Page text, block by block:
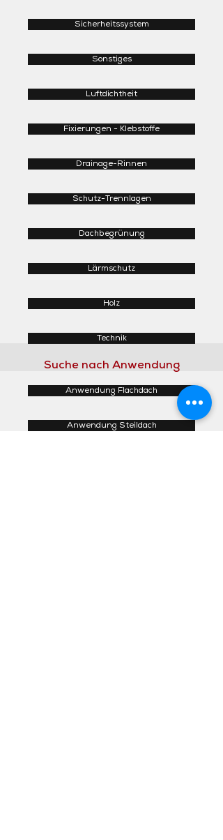
Sicherheitssystem
Sonstiges
Luftdichtheit
Fixierungen - Klebstoffe
Drainage-Rinnen
Schutz-Trennlagen
Dachbegrünung
Lärmschutz
Holz
Technik
Suche nach Anwendung
Anwendung Flachdach
Anwendung Steildach